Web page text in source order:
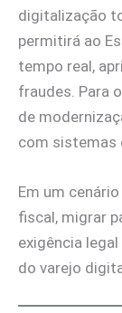
digitalização
permitirá ao
tempo real,
fraudes. Para
de
com sistemas
Em um
fiscal, migrar
exigência
do varejo